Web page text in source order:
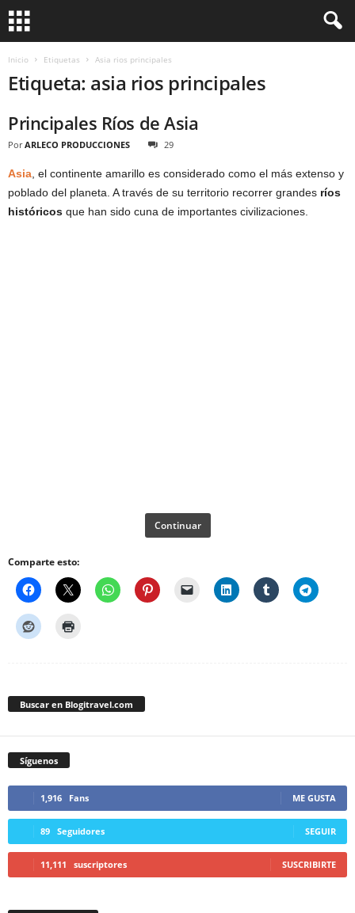
Inicio Etiquetas Asia rios principales
Etiqueta: asia rios principales
Principales Ríos de Asia
Por ARLECO PRODUCCIONES 29
Asia , el continente amarillo es considerado como el más extenso y
poblado del planeta. A través de su territorio recorrer grandes ríos
históricos que han sido cuna de importantes civilizaciones.
Continuar
Comparte esto:
Buscar en Blogitravel.com
Síguenos
1,916 Fans ME GUSTA
89 Seguidores SEGUIR
11,111 suscriptores SUSCRIBIRTE